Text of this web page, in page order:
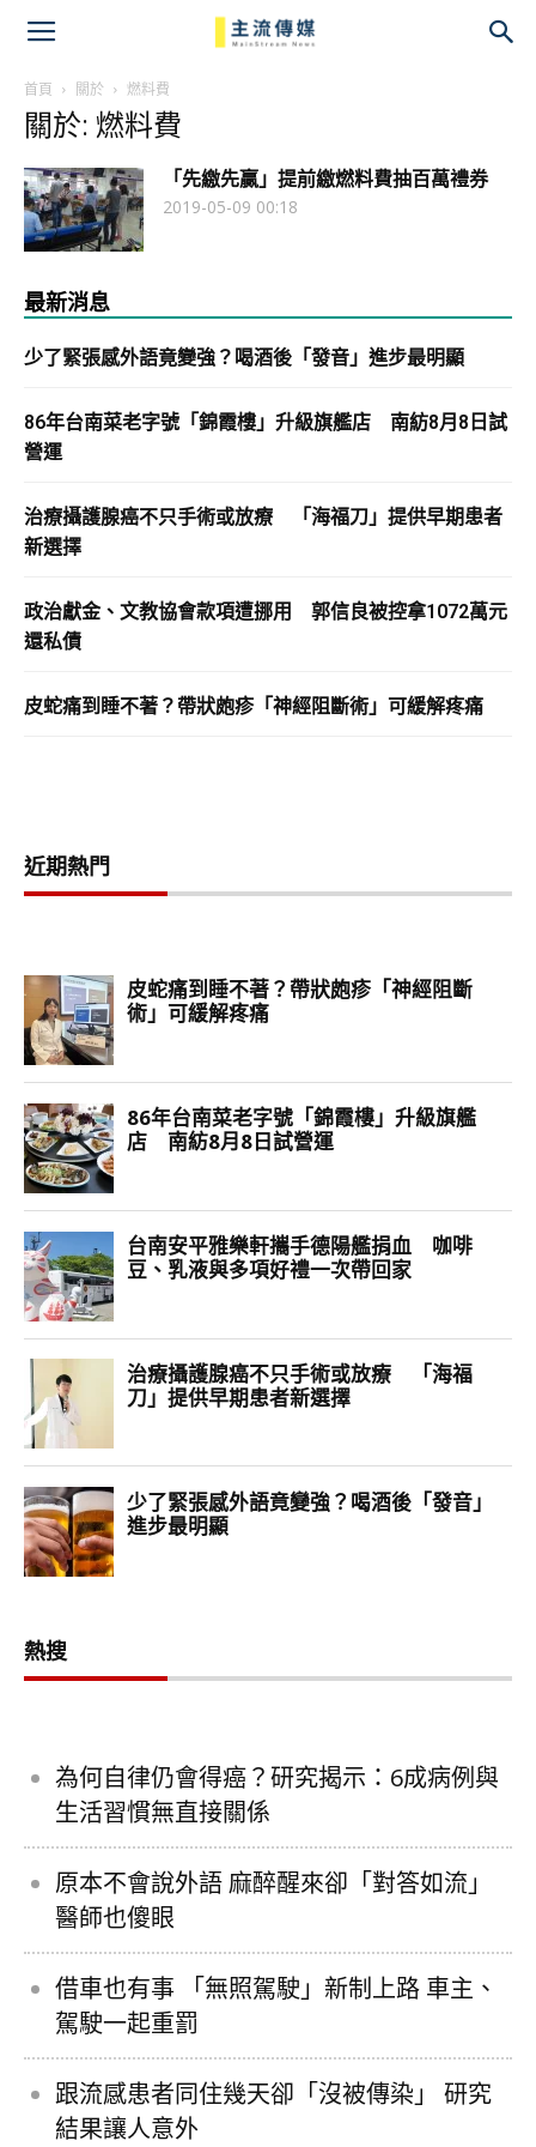
首頁 關於 燃料費
關於: 燃料費
「先繳先贏」提前繳燃料費抽百萬禮券
2019-05-09 00:18
最新消息
少了緊張感外語竟變強？喝酒後「發音」進步最明顯
86年台南菜老字號「錦霞樓」升級旗艦店 南紡8月8日試
營運
治療攝護腺癌不只手術或放療 「海福刀」提供早期患者
新選擇
政治獻金、文教協會款項遭挪用 郭信良被控拿1072萬元
還私債
皮蛇痛到睡不著？帶狀皰疹「神經阻斷術」可緩解疼痛
近期熱門
熱搜
為何自律仍會得癌？研究揭示：6成病例與
生活習慣無直接關係
原本不會說外語 麻醉醒來卻「對答如流」
醫師也傻眼
借車也有事 「無照駕駛」新制上路 車主、
駕駛一起重罰
跟流感患者同住幾天卻「沒被傳染」 研究
結果讓人意外